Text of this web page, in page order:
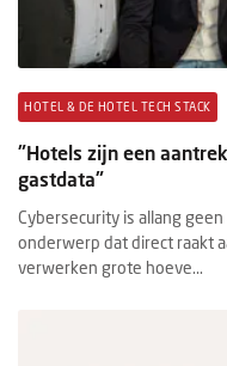
HOTEL & DE HOTEL TECH STACK
"Hotels zijn een
gastdata"
Cybersecurity is allang
onderwerp dat direct raakt
verwerken grote hoeve...